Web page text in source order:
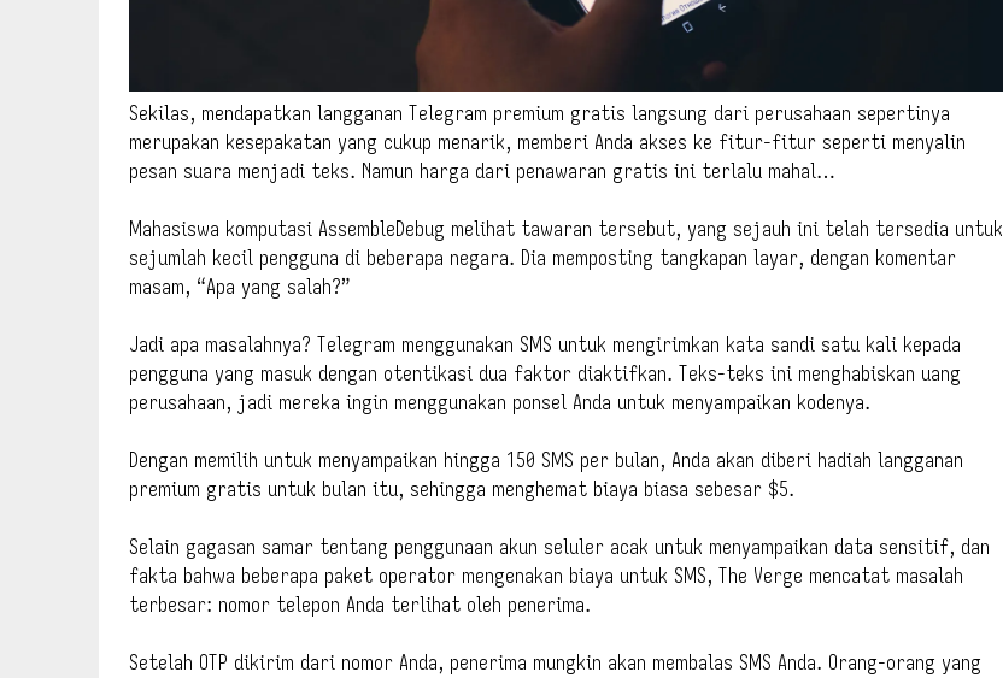
Sekilas, mendapatkan langganan Telegram premium gratis langsung dari perusahaan sepertinya
merupakan kesepakatan yang cukup menarik, memberi Anda akses ke fitur-fitur seperti menyalin
pesan suara menjadi teks. Namun harga dari penawaran gratis ini terlalu mahal…
Mahasiswa komputasi AssembleDebug melihat tawaran tersebut, yang sejauh ini telah tersedia untuk
sejumlah kecil pengguna di beberapa negara. Dia memposting tangkapan layar, dengan komentar
masam, “Apa yang salah?”
Jadi apa masalahnya? Telegram menggunakan SMS untuk mengirimkan kata sandi satu kali kepada
pengguna yang masuk dengan otentikasi dua faktor diaktifkan. Teks-teks ini menghabiskan uang
perusahaan, jadi mereka ingin menggunakan ponsel Anda untuk menyampaikan kodenya.
Dengan memilih untuk menyampaikan hingga 150 SMS per bulan, Anda akan diberi hadiah langganan
premium gratis untuk bulan itu, sehingga menghemat biaya biasa sebesar $5.
Selain gagasan samar tentang penggunaan akun seluler acak untuk menyampaikan data sensitif, dan
fakta bahwa beberapa paket operator mengenakan biaya untuk SMS, The Verge mencatat masalah
terbesar: nomor telepon Anda terlihat oleh penerima.
Setelah OTP dikirim dari nomor Anda, penerima mungkin akan membalas SMS Anda. Orang-orang yang